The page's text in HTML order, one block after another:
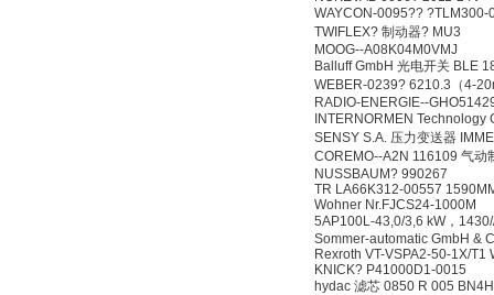
WAYCON-0095??
TWIFLEX? 制动器? MU3
MOOG--A08K04M0VMJ
Balluff GmbH 光电开关 BLE
WEBER-0239? 6210.3（4-
RADIO-ENERGIE--
INTERNORMEN Technology
SENSY S.A. 压力变送器
COREMO--A2N 116109 气动
NUSSBAUM? 990267
TR LA66K312-00557
Wohner Nr.FJCS24-1000M
5AP100L-43,0/3,6 kW，
Sommer-automatic GmbH &
Rexroth VT-VSPA2-50-1X/
KNICK? P41000D1-0015
hydac 滤芯 0850 R 005